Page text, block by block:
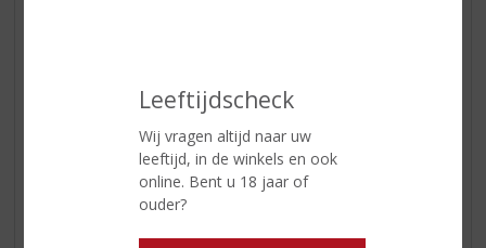
Leeftijdscheck
Wij vragen altijd naar uw
leeftijd, in de winkels en ook
online. Bent u 18 jaar of
ouder?
Drink Ricard op de Franse wijze
water en ijs. Of in dezelfde
verhouding met cola,
sinaasappelsap, limonade of